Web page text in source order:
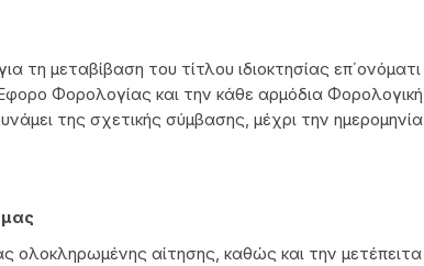
μεταβίβαση του τίτλου ιδιοκτησίας επ΄ονόματι
Φορολογίας και την κάθε αρμόδια Φορολογική
της σχετικής σύμβασης, μέχρι την ημερομηνία
ολοκληρωμένης αίτησης, καθώς και την μετέπειτα